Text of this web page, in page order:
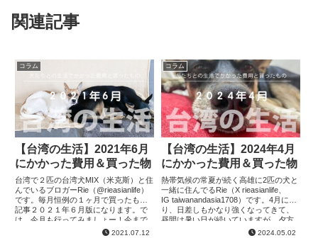
関連記事
コラム
【台湾の生活】2021年6月
にかかった費用＆買った物
台湾で２匹の台湾犬MIX（米克斯）と住
んでいるブロガーRie（@rieasianlife）
です。毎月恒例の１ヶ月で買ったもの
記事２０２１年６月版になります。で
は、今月も行ってみましょー！今まで
の記事やペットに関する記事はこち
2021.07.12
コラム
【台湾の生活】2024年4月
にかかった費用＆買った物
熱帯気候の常夏が続く高雄に2匹の犬と
一緒に住んでるRie（X rieasianlife、
IG taiwanandasia1708）です。4月に入
り、日差しもかなり強くなってきて、
昼間は暑い日が続いていますが、夕方
５時を過ぎると気持ちが良くて...2024.05.02